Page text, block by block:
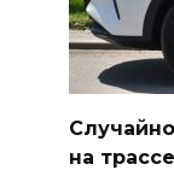
08
на